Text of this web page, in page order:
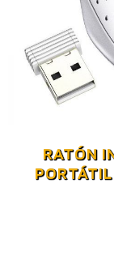
RATÓN